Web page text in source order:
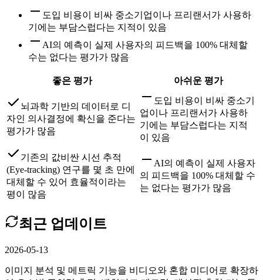
도입 비용이 비싸 중소기업이나 프리랜서가 사용하
기에는 부담스럽다는 지적이 있음
AI의 예측이 실제 사용자의 피드백을 100% 대체할
수는 없다는 평가가 많음
좋은 평가 아쉬운 평가
뇌과학 기반의 데이터로 디
자인 의사결정에 확신을 준다는
평가가 많음
도입 비용이 비싸 중소기
업이나 프리랜서가 사용하
기에는 부담스럽다는 지적
이 있음
기존의 값비싼 시선 추적
(Eye-tracking) 연구를 몇 초 만에
대체할 수 있어 효율적이라는
평이 많음
AI의 예측이 실제 사용자
의 피드백을 100% 대체할 수
는 없다는 평가가 많음
최근 업데이트
2026-05-13
이미지 분석 및 메트릭 기능을 비디오와 혼합 미디어로 확장하